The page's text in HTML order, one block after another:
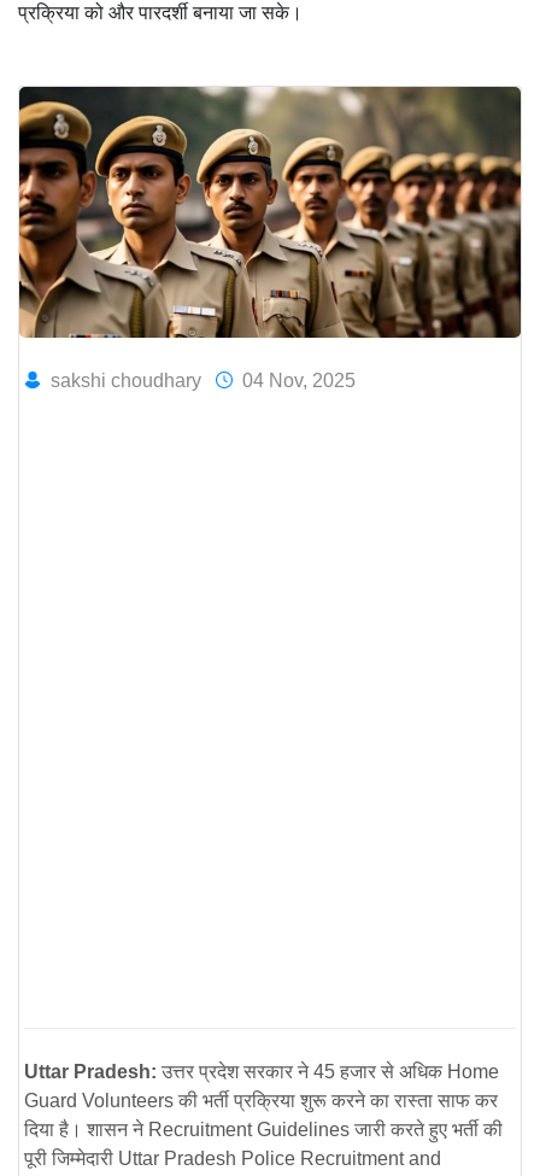
प्रक्रिया को और पारदर्शी बनाया जा सके।
sakshi choudhary 04 Nov, 2025
Uttar Pradesh: उत्तर प्रदेश सरकार ने45 हजार से अधिक Home
Guard Volunteers की भर्ती प्रक्रिया शुरू करने का रास्ता साफ कर
दिया है। शासन ने Recruitment Guidelines जारी करते हुए भर्ती की
पूरी जिम्मेदारी Uttar Pradesh Police Recruitment and